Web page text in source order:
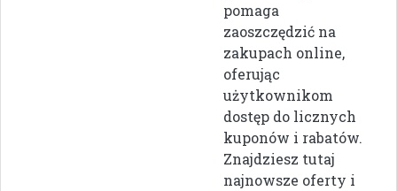
pomaga
zaoszczędzić na
zakupach online,
oferując
użytkownikom
dostęp do licznych
kuponów i rabatów.
Znajdziesz tutaj
najnowsze oferty i